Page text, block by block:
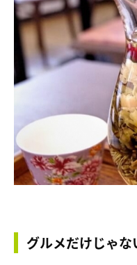
グルメだけじゃな